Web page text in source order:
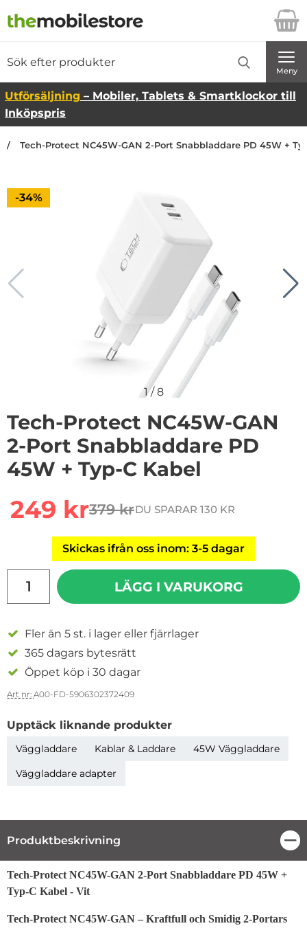
Startsidan för Danira Telecom AB
Meny
Utförsäljning – Mobiler, Tablets & Smartklockor till
Inköpspris
Tech-Protect NC45W-GAN 2-Port Snabbladdare PD 45W +
Priset är nedsatt med
-34%
1/8
Tech-Protect NC45W-GAN
2-Port Snabbladdare PD
45W + Typ-C Kabel
rea pris
249 krtidigare pris
379 krDU SPARAR 130 KR
Skickas ifrån oss inom: 3-5 dagar
LÄGG I VARUKORG
Fler än 5 st. i lager eller fjärrlager
365 dagars bytesrätt
Öppet köp i 30 dagar
Art nr: A00-FD-5906302372409
Upptäck liknande produkter
Väggladdare Kablar & Laddare
45W Väggladdare
Väggladdare adapter
Produktbeskrivning
Produktbeskrivning
Tech-Protect NC45W-GAN 2-Port Snabbladdare PD 45W +
Typ-C Kabel - Vit
Tech-Protect NC45W-GAN – Kraftfull och Smidig 2-Portars